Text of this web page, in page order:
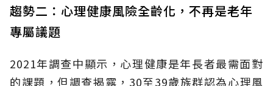
趨勢二：心理健康風險全齡化，不再是老年
專屬議題
2021年調查中顯示，心理健康是年長者最需面對
的課題，但調查揭露，30至39歲族群認為心理風